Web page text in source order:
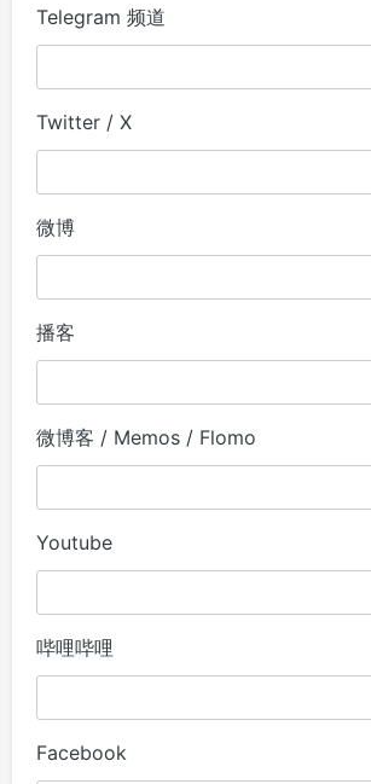
Telegram 频道
Twitter / X
微博
播客
微博客 / Memos / Flomo
Youtube
哔哩哔哩
Facebook